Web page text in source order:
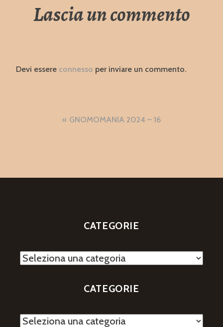
Lascia un commento
Devi essere connesso per inviare un commento.
NavigazioneGNOMOMANIA 2024 – 16
CATEGORIE
Categorie
CATEGORIE
Categorie